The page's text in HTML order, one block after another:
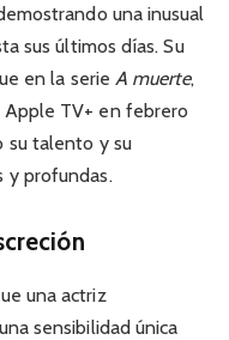
una inusual
sus últimos días. Su
en la serie A muerte,
TV+ en febrero
su talento y su
y profundas.
una actriz
sensibilidad única